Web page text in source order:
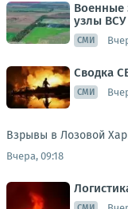
Военные
узлы
СМИ
Сводка
СМИ
Взрывы в Лозовой
Вчера, 09:18